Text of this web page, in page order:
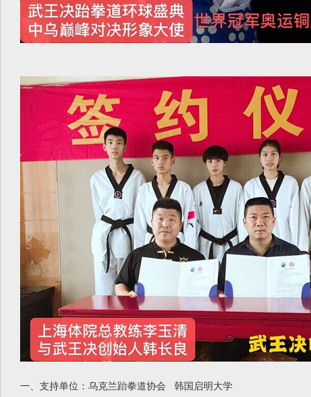
一、支持单位： 乌克兰跆拳道协会
韩国启明大学